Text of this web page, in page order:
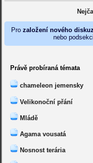
Prozaložení nového
nebo
Právě probíraná témata
chameleon jemensky
Velikonoční přání
Mládě
Agama vousatá
Nosnost terária